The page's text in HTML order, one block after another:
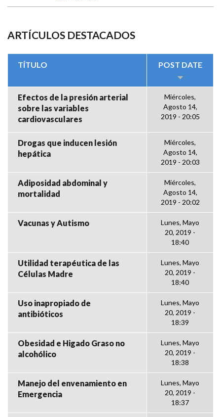
ARTÍCULOS DESTACADOS
TÍTULO POST DATE
Efectos de la presión arterial
sobre las variables
cardiovasculares
Miércoles,
Agosto 14,
2019 - 20:05
Drogas que inducen lesión
hepática
Miércoles,
Agosto 14,
2019 - 20:03
Adiposidad abdominal y
mortalidad
Miércoles,
Agosto 14,
2019 - 20:02
Vacunas y Autismo
Lunes, Mayo
20, 2019 -
18:40
Utilidad terapéutica de las
Células Madre
Lunes, Mayo
20, 2019 -
18:40
Uso inapropiado de
antibióticos
Lunes, Mayo
20, 2019 -
18:39
Obesidad e Higado Graso no
alcohólico
Lunes, Mayo
20, 2019 -
18:38
Manejo del envenamiento en
Emergencia
Lunes, Mayo
20, 2019 -
18:37